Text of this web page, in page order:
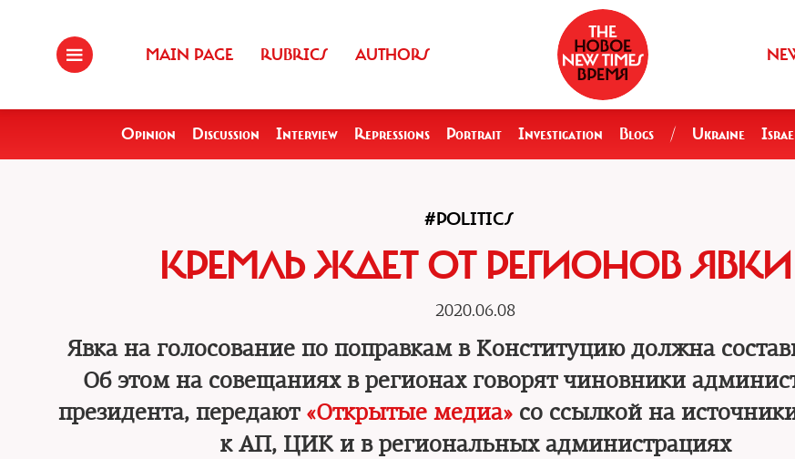
MAIN PAGE RUBRICS AUTHORS
Opinion Discussion Interview Repressions Portrait Investigation Blogs / Ukraine
#POLITICS
КРЕМЛЬ ЖДЕТ ОТ РЕГИОНОВ ЯВКИ
2020.06.08
Явка на голосование по поправкам в Конституцию должна
Об этом на совещаниях в регионах говорят чиновники
президента, передают «Открытые медиа»со ссылкой на
к АП, ЦИК и в региональных администрациях